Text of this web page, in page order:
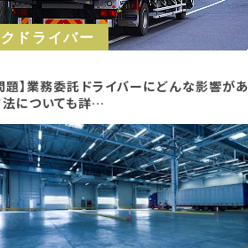
ドライバー
題】業務委託ドライバーにどんな影響があ
法についても詳…